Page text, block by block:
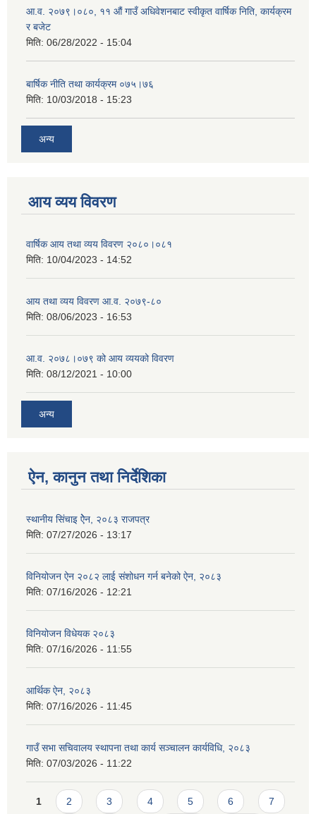
आ.व. २०७९।०८०, ११ औं गाउँ अधिवेशनबाट स्वीकृत वार्षिक निति, कार्यक्रम
र बजेट
मिति: 06/28/2022 - 15:04
बार्षिक नीति तथा कार्यक्रम ०७५।७६
मिति: 10/03/2018 - 15:23
अन्य
आय व्यय विवरण
वार्षिक आय तथा व्यय विवरण २०८०।०८१
मिति: 10/04/2023 - 14:52
आय तथा व्यय विवरण आ.व. २०७९-८०
मिति: 08/06/2023 - 16:53
आ.व. २०७८।०७९ को आय व्ययको विवरण
मिति: 08/12/2021 - 10:00
अन्य
ऐन, कानुन तथा निर्देशिका
स्थानीय सिंचाइ ऐेन, २०८३ राजपत्र
मिति: 07/27/2026 - 13:17
विनियोजन ऐन २०८२ लाई संशोधन गर्न बनेको ऐन, २०८३
मिति: 07/16/2026 - 12:21
विनियोजन विधेयक २०८३
मिति: 07/16/2026 - 11:55
आर्थिक ऐन, २०८३
मिति: 07/16/2026 - 11:45
गाउँ सभा सचिवालय स्थापना तथा कार्य सञ्चालन कार्यविधि, २०८३
मिति: 07/03/2026 - 11:22
Pages
1 2 3 4 5 6 7